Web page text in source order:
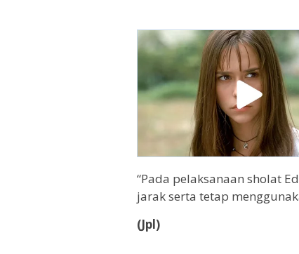
“Pada pelaksanaan sholat
jarak serta tetap
(Jpl)